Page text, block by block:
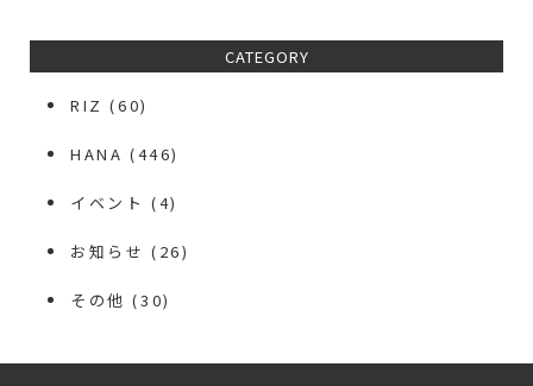
CATEGORY
RIZ (60)
HANA (446)
イベント (4)
お知らせ (26)
その他 (30)